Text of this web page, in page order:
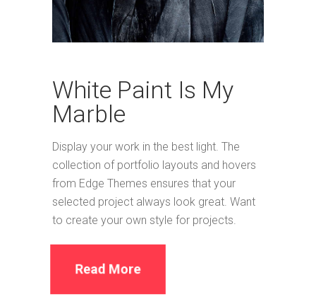
White Paint Is My
Marble
Display your work in the best light. The
collection of portfolio layouts and hovers
from Edge Themes ensures that your
selected project always look great. Want
to create your own style for projects.
Read More